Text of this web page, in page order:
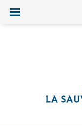
Ouvrir/fermer le